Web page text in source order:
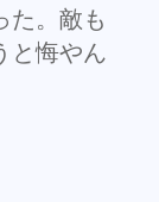
た。敵も
と悔やん